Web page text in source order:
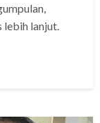
lanjut.